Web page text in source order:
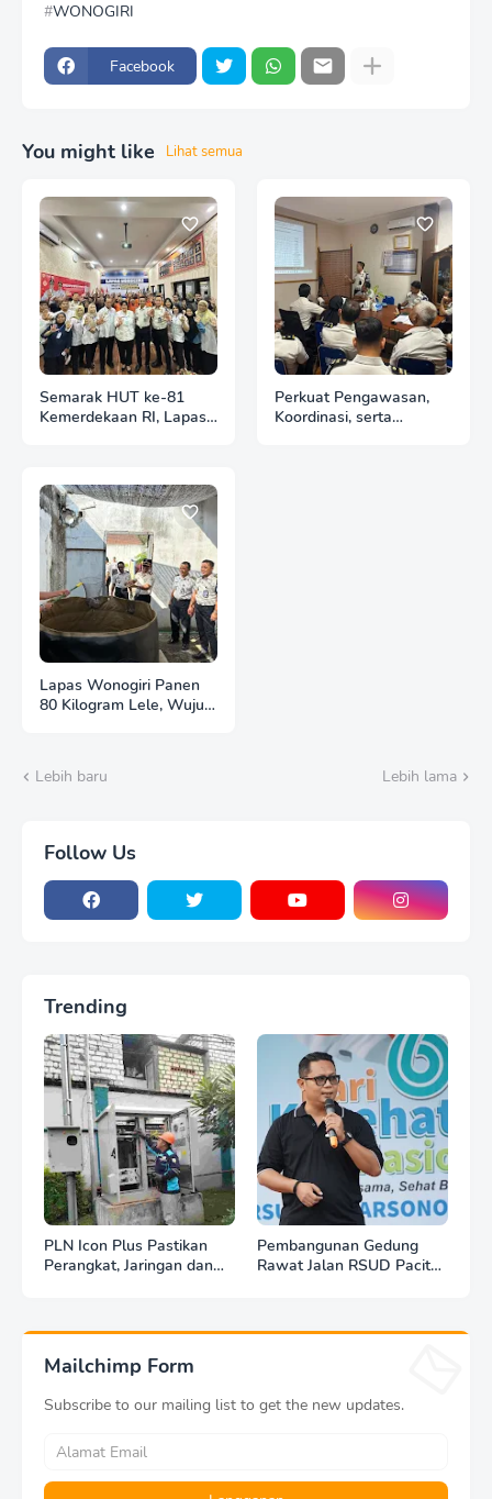
WONOGIRI
Facebook
You might like Lihat semua
Semarak HUT ke-81
Kemerdekaan RI, Lapas
Pemasyarakatan
Perkuat Pengawasan,
Koordinasi, serta
Lapas Wonogiri Panen
80 Kilogram Lele, Wujud
Lebih baru Lebih lama
Follow Us
Trending
PLN Icon Plus Pastikan
Perangkat, Jaringan dan
Pembangunan Gedung
Rawat Jalan RSUD Pacitan
Mailchimp Form
Subscribe to our mailing list to get the new updates.